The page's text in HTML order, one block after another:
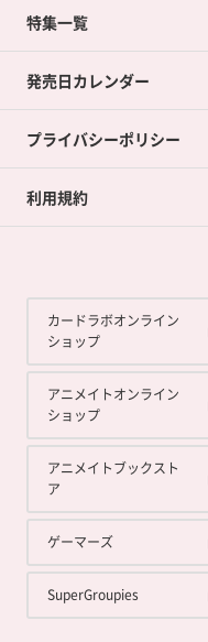
ネット買取について
買取承諾書について
ポイントカードTOP
ポイント交換景品
特集一覧
発売日カレンダー
プライバシーポリシー
利用規約
カードラボオンライン
ショップ
アニメイトオンライン
ショップ
アニメイトブックスト
ア
ゲーマーズ
SuperGroupies